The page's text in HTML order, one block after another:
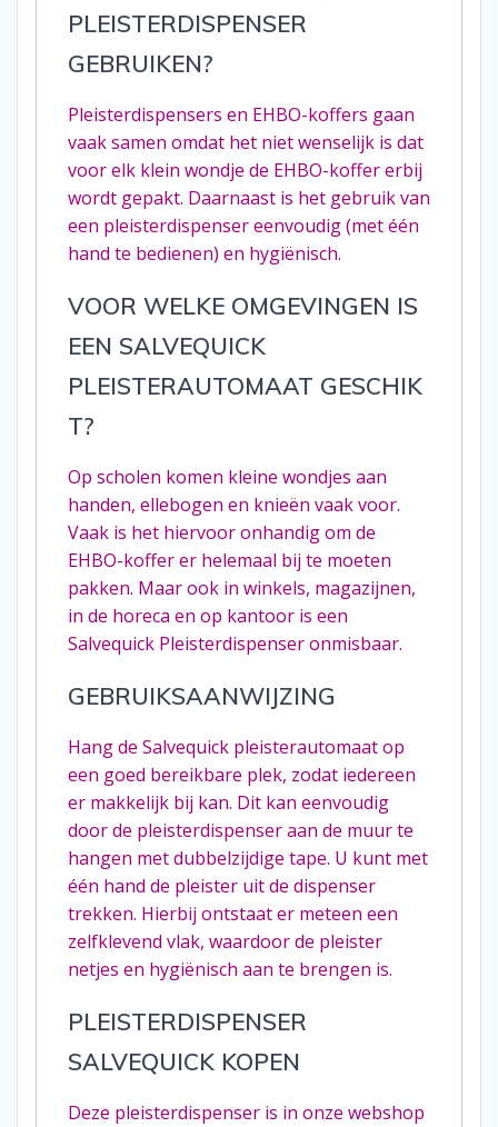
PLEISTERDISPENSER
GEBRUIKEN?
Pleisterdispensers en EHBO-koffers gaan
vaak samen omdat het niet wenselijk is dat
voor elk klein wondje de EHBO-koffer erbij
wordt gepakt. Daarnaast is het gebruik van
een pleisterdispenser eenvoudig (met één
hand te bedienen) en hygiënisch.
VOOR WELKE OMGEVINGEN IS
EEN SALVEQUICK
PLEISTERAUTOMAAT GESCHIK
T?
Op scholen komen kleine wondjes aan
handen, ellebogen en knieën vaak voor.
Vaak is het hiervoor onhandig om de
EHBO-koffer er helemaal bij te moeten
pakken. Maar ook in winkels, magazijnen,
in de horeca en op kantoor is een
Salvequick Pleisterdispenser onmisbaar.
GEBRUIKSAANWIJZING
Hang de Salvequick pleisterautomaatop
een goed bereikbare plek, zodat iedereen
er makkelijk bij kan. Dit kan eenvoudig
door de pleisterdispenser aan de muur te
hangen met dubbelzijdige tape. U kunt met
één hand de pleister uit de dispenser
trekken. Hierbij ontstaat er meteen een
zelfklevend vlak, waardoor de pleister
netjes en hygiënisch aan te brengen is.
PLEISTERDISPENSER
SALVEQUICK KOPEN
Deze pleisterdispenser is in onze webshop